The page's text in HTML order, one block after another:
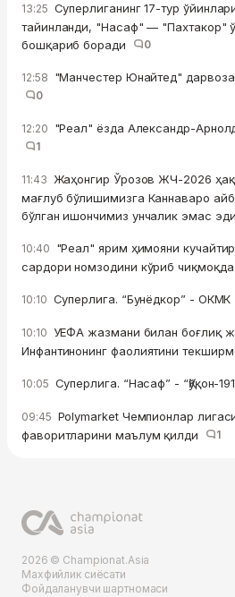
13:25 Суперлиганинг 17-тур
тайинланди, "Насаф" — "Пахтакор"
бошқариб боради
0
12:58 "Манчестер Юнайтед"
0
12:20 "Реал" ёзда Александр-
1
11:43 Жаҳонгир Ўрозов ЖЧ-2026
мағлуб бўлишимизга Каннаваро
бўлган ишончимиз унчалик эмас
10:40 "Реал" ярим ҳимояни
сардори номзодини кўриб чиқмоқда
10:10 Суперлига. “Бунёдкор” - ОКМК
10:10 УЕФА жазмани билан боғлиқ
Инфантинонинг фаолиятини
10:05 Суперлига. “Насаф” - “Қўқон-
09:45 Polymarket Чемпионлар
фаворитларини маълум қилди
1
2026 © Championat.Asia
Махфийлик сиёсати
Фойдаланувчи шартномаси